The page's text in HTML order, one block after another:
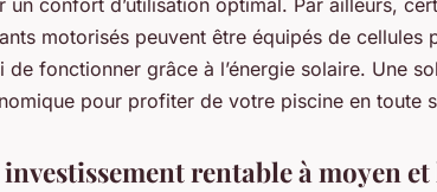
un confort d’utilisation optimal. Par ailleurs,
motorisés peuvent être équipés de cellules
de fonctionner grâce à l’énergie solaire. Une
pour profiter de votre piscine en toute
rentable à moyen